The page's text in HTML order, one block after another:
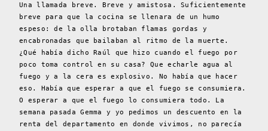
Una llamada breve. Breve y amistosa. Suficientemente
breve para que la cocina se llenara de un humo
espeso: de la olla brotaban flamas gordas y
encabronadas que bailaban al ritmo de la muerte.
¿Qué había dicho Raúl que hizo cuando el fuego por
poco toma control en su casa? Que echarle agua al
fuego y a la cera es explosivo. No había que hacer
eso. Había que esperar a que el fuego se consumiera.
O esperar a que el fuego lo consumiera todo. La
semana pasada Gemma y yo pedimos un descuento en la
renta del departamento en donde vivimos, no parecía